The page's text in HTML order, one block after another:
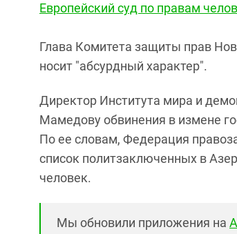
Европейский суд по правам
Глава Комитета защиты прав
носит "абсурдный характер".
Директор Института мира и
Мамедову обвинения в измене
По ее словам, Федерация
список политзаключенных в
человек.
Мы обновили приложения на